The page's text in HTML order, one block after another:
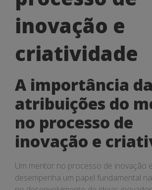
no
processo
de
inovação
e
criatividade
inovação e
criatividade
A importância
atribuições do
no processo de
inovação e
Um mentor no processo de inovação
desempenha um papel fundamental